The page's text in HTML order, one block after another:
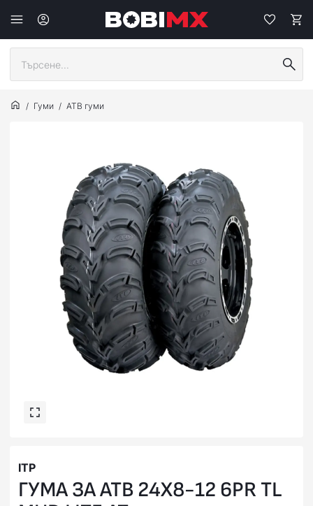
Гуми АТВ гуми
ITP
ГУМА ЗА АТВ 24X8-12 6PR TL